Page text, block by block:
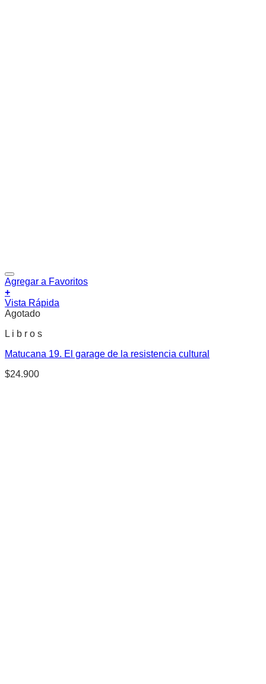
Agregar a Favoritos
+
Vista Rápida
Agotado
L i b r o s
Matucana 19. El garage de la resistencia cultural
$24.900